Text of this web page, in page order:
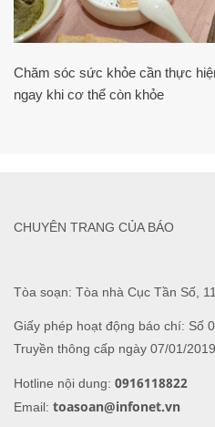
Chăm sóc sức khỏe cần thực
ngay khi cơ thể còn khỏe
Tòa soạn: Tòa nhà Cục Tần Số,
Giấy phép hoạt động báo chí: Số
Truyền thông cấp ngày 07/01/
Hotline nội dung: 0916118822
Email: toasoan@infonet.vn
CHUYÊN TRANG CỦA BÁO